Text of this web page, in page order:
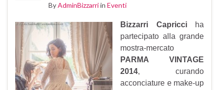
ByAdminBizzarriin Eventi
Bizzarri Capricciha
partecipato alla grande
mostra-mercato
PARMA VINTAGE
2014, curando
acconciature e make-up